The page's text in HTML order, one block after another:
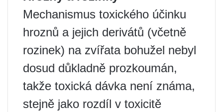
Mechanismus toxického účinku
hroznů a jejich derivátů (včetně
rozinek) na zvířata bohužel nebyl
dosud důkladně prozkoumán,
takže toxická dávka není známa,
stejně jako rozdíl v toxicitě